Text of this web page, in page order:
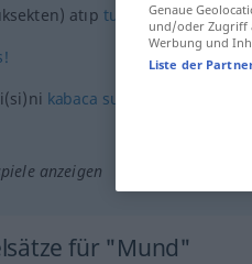
atıp tutmak
kabaca susturmak
anzeigen
für "Mund"
Genaue
und/oder Zugriff
Werbung und
Liste der